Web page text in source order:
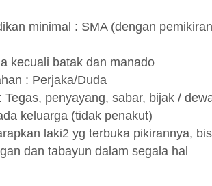
minimal : SMA (dengan
kecuali batak dan manado
: Perjaka/Duda
Tegas, penyayang, sabar, bijak /
keluarga (tidak penakut)
laki2 yg terbuka pikirannya,
dan tabayun dalam segala hal